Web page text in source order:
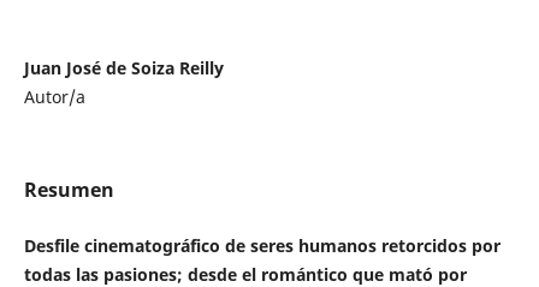
Juan José de Soiza Reilly
Autor/a
Resumen
Desfile cinematográfico de seres humanos retorcidos por
todas las pasiones; desde el romántico que mató por